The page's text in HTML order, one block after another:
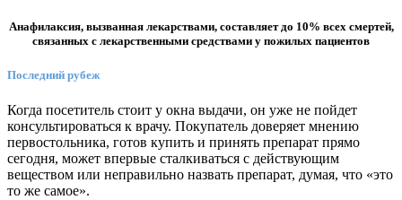
Анафилаксия, вызванная лекарствами, составляет до 10% всех смертей,
связанных с лекарственными средствами у пожилых пациентов
Последний рубеж
Когда посетитель стоит у окна выдачи, он уже не пойдет
консультироваться к врачу. Покупатель доверяет мнению
первостольника, готов купить и принять препарат прямо
сегодня, может впервые сталкиваться с действующим
веществом или неправильно назвать препарат, думая, что «это
то же самое».